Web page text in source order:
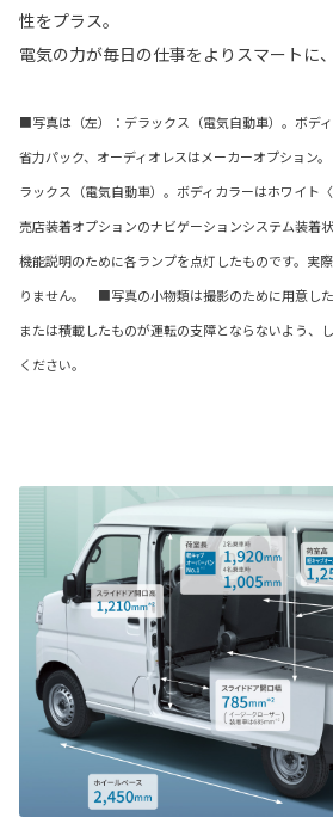
性をプラス。
電気の力が毎日の仕事をよりスマートに
■写真は（左）：デラックス（電気自動車）。ボディ
省力パック、オーディオレスはメーカーオプショ
ラックス（電気自動車）。ボディカラーはホワイ
売店装着オプションのナビゲーションシステム装
機能説明のために各ランプを点灯したものです。実
りません。 ■写真の小物類は撮影のために用意し
または積載したものが運転の支障とならないよう、
ください。